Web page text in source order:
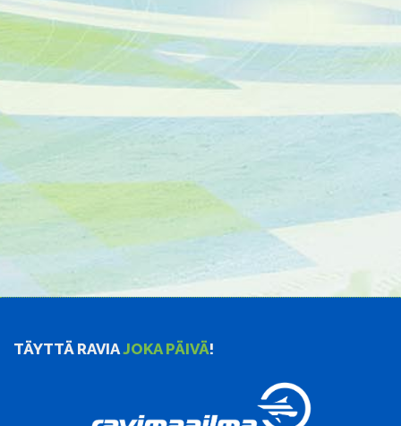
TÄYTTÄ RAVIAJOKA PÄIVÄ!